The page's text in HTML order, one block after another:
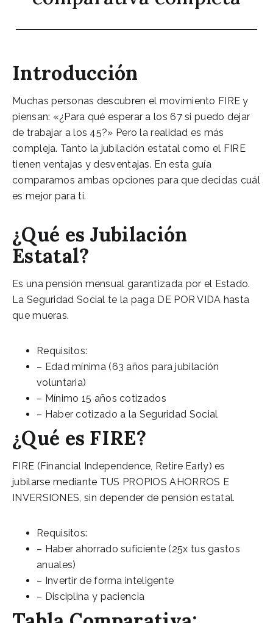
Introducción
Muchas personas descubren el movimiento FIRE y
piensan: «¿Para qué esperar a los 67 si puedo dejar
de trabajar a los 45?» Pero la realidad es más
compleja. Tanto la jubilación estatal como el FIRE
tienen ventajas y desventajas. En esta guía
comparamos ambas opciones para que decidas cuál
es mejor para ti.
¿Qué es Jubilación
Estatal?
Es una pensión mensual garantizada por el Estado.
La Seguridad Social te la paga DE POR VIDA hasta
que mueras.
Requisitos:
– Edad mínima (63 años para jubilación
voluntaria)
– Mínimo 15 años cotizados
– Haber cotizado a la Seguridad Social
¿Qué es FIRE?
FIRE (Financial Independence, Retire Early) es
jubilarse mediante TUS PROPIOS AHORROS E
INVERSIONES, sin depender de pensión estatal.
Requisitos:
– Haber ahorrado suficiente (25x tus gastos
anuales)
– Invertir de forma inteligente
– Disciplina y paciencia